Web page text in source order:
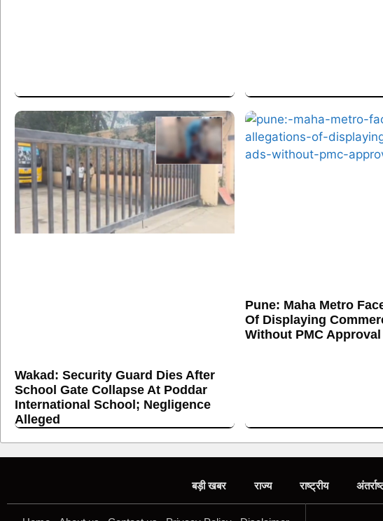
Wakad: Security Guard Dies After
School Gate Collapse At Poddar
International School; Negligence
Alleged
Pune: Maha Metro
Of Displaying
Without PMC Approval
बड़ी खबर राज्य राष्ट्रीय